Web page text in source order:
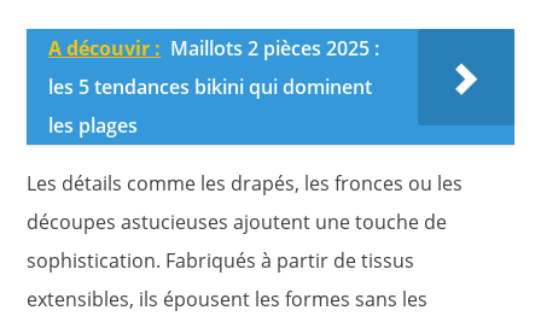
A découvir : Maillots 2 pièces 2025 :
les 5 tendances bikini qui dominent
les plages
Les détails comme les drapés, les fronces ou les
découpes astucieuses ajoutent une touche de
sophistication. Fabriqués à partir de tissus
extensibles, ils épousent les formes sans les